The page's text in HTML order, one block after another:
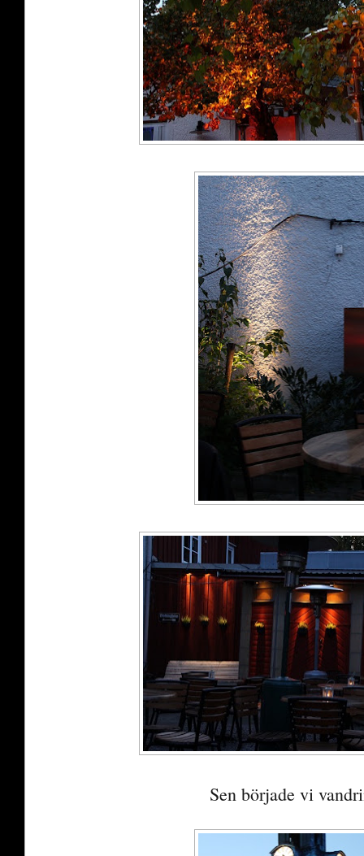
Sen började vi